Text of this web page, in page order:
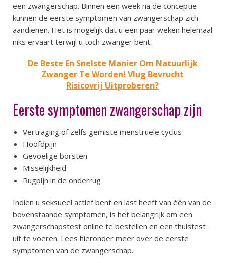
een zwangerschap. Binnen een week na de conceptie
kunnen de eerste symptomen van zwangerschap zich
aandienen. Het is mogelijk dat u een paar weken helemaal
niks ervaart terwijl u toch zwanger bent.
De Beste En Snelste Manier Om Natuurlijk
Zwanger Te Worden! Vlug Bevrucht
Risicovrij Uitproberen?
Eerste symptomen zwangerschap zijn
Vertraging of zelfs gemiste menstruele cyclus
Hoofdpijn
Gevoelige borsten
Misselijkheid
Rugpijn in de onderrug
Indien u seksueel actief bent en last heeft van één van de
bovenstaande symptomen, is het belangrijk om een
zwangerschapstest online te bestellen en een thuistest
uit te voeren. Lees hieronder meer over de eerste
symptomen van de zwangerschap.